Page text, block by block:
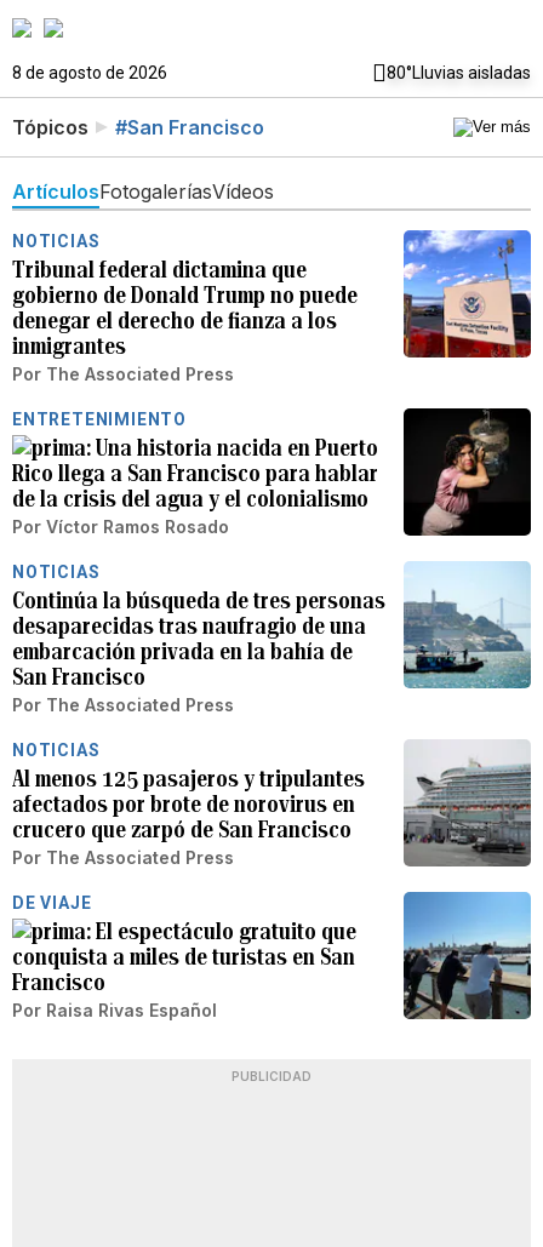
8 de agosto de 2026 80°Lluvias aisladas
Tópicos #San Francisco
ArtículosFotogaleríasVídeos
NOTICIAS
Tribunal federal dictamina que
gobierno de Donald Trump no puede
denegar el derecho de fianza a los
inmigrantes
Por The Associated Press
ENTRETENIMIENTO
Una historia nacida en Puerto
Rico llega a San Francisco para hablar
de la crisis del agua y el colonialismo
Por Víctor Ramos Rosado
NOTICIAS
Continúa la búsqueda de tres personas
desaparecidas tras naufragio de una
embarcación privada en la bahía de
San Francisco
Por The Associated Press
NOTICIAS
Al menos 125 pasajeros y tripulantes
afectados por brote de norovirus en
crucero que zarpó de San Francisco
Por The Associated Press
DE VIAJE
El espectáculo gratuito que
conquista a miles de turistas en San
Francisco
Por Raisa Rivas Español
PUBLICIDAD